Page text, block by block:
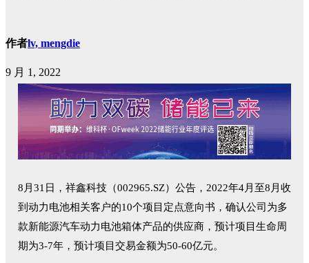
作者lv, mengdie
9 月 1, 2022
8月31日，祥鑫科技（002965.SZ）公告，2022年4月至8月收
到动力电池相关客户的10个项目定点意向书，确认公司为多
款新能源汽车动力电池箱体产品的供应商，预计项目生命周
期为3-7年，预计项目交易金额为50-60亿元。